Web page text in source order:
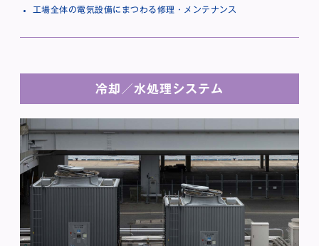
工場全体の電気設備にまつわる修理・メンテナンス
冷却／水処理システム